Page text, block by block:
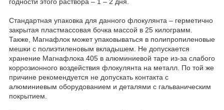
Стандартная упаковка для данного флокулянта – герметично
закрытая пластмассовая бочка массой в 25 килограмм.
Также, Магнафлок может упаковываться в полипропиленовые
мешки с полиэтиленовым вкладышем. Не допускается
хранение Магнафлока 405 в алюминиевой таре из-за слабого
коррозионного воздействия флокулянта на металл. По той же
причине рекомендуется не допускать контакта с
алюминиевым оборудованием и деталями с гальваническим
покрытием.